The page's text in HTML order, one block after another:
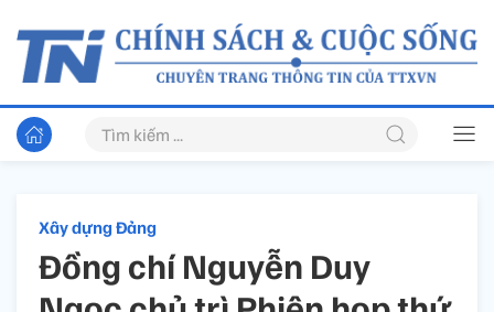
Xây dựng Đảng
Đồng chí Nguyễn Duy